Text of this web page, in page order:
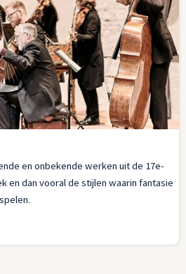
en onbekende werken uit de 17e-
en dan vooral de stijlen waarin fantasie